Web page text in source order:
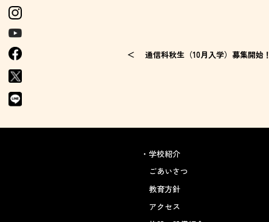
通信科秋生（10月入学）募集開始！
学校紹介
ごあいさつ
教育方針
アクセス